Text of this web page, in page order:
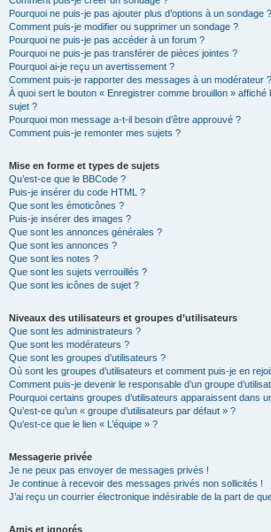
Pourquoi ne puis-je pas ajouter plus d’options à un sondage ?
Comment puis-je modifier ou supprimer un sondage ?
Pourquoi ne puis-je pas accéder à un forum ?
Pourquoi ne puis-je pas transférer de pièces jointes ?
Pourquoi ai-je reçu un avertissement ?
Comment puis-je rapporter des messages à un modérateur ?
À quoi sert le bouton « Enregistrer comme brouillon » affiché
sujet ?
Pourquoi mon message a-t-il besoin d’être approuvé ?
Comment puis-je remonter mes sujets ?
Mise en forme et types de sujets
Qu’est-ce que le BBCode ?
Puis-je insérer du code HTML ?
Que sont les émoticônes ?
Puis-je insérer des images ?
Que sont les annonces générales ?
Que sont les annonces ?
Que sont les notes ?
Que sont les sujets verrouillés ?
Que sont les icônes de sujet ?
Niveaux des utilisateurs et groupes d’utilisateurs
Que sont les administrateurs ?
Que sont les modérateurs ?
Que sont les groupes d’utilisateurs ?
Où sont les groupes d’utilisateurs et comment puis-je en
Comment puis-je devenir le responsable d’un groupe
Pourquoi certains groupes d’utilisateurs apparaissent dans
Qu’est-ce qu’un « groupe d’utilisateurs par défaut » ?
Qu’est-ce que le lien « L’équipe » ?
Messagerie privée
Je ne peux pas envoyer de messages privés !
Je continue à recevoir des messages privés non sollicités !
J’ai reçu un courrier électronique indésirable de la part de
Amis et ignorés